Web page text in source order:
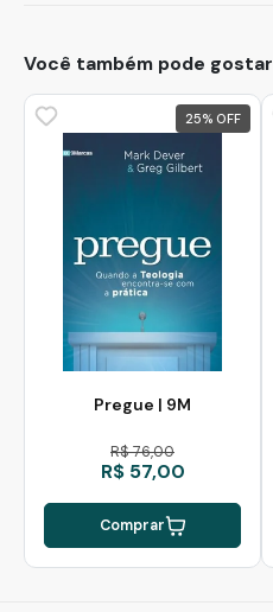
Você também pode gostar
25%
Pregue | 9M
R$ 76,00
R$ 57,00
Comprar